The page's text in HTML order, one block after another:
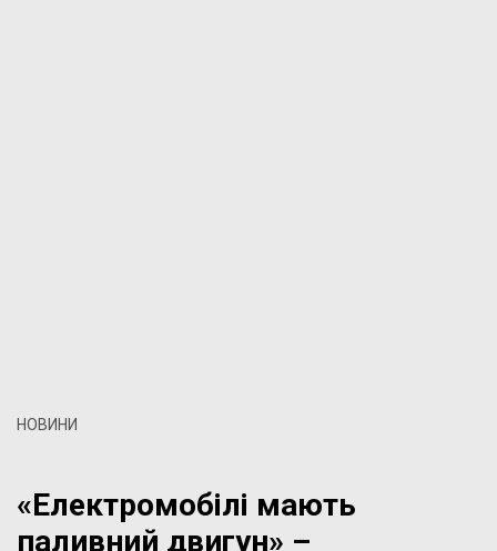
НОВИНИ
«Електромобілі мають
паливний двигун» –